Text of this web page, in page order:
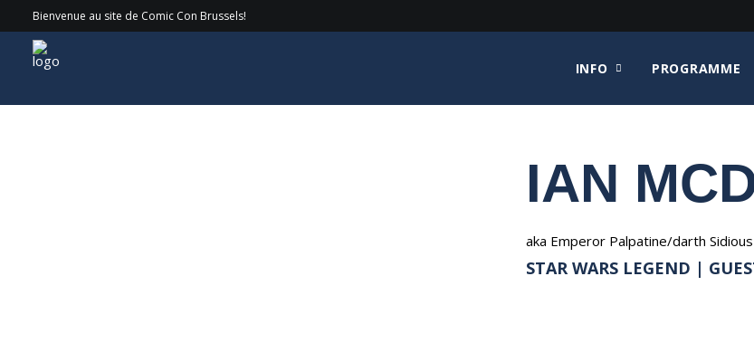
Bienvenue au site de Comic Con Brussels!
INFO PROGRAMME
Invités
IAN
aka Emperor Palpatine/darth Sidious
STAR WARS LEGEND |